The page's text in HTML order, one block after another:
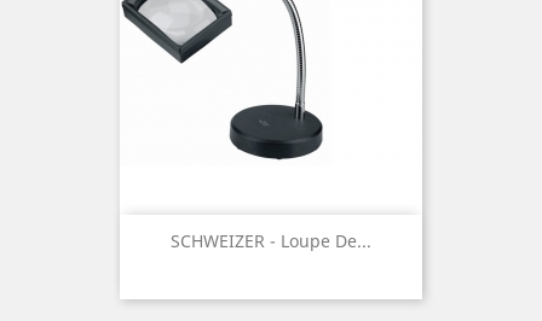
SCHWEIZER - Loupe De...